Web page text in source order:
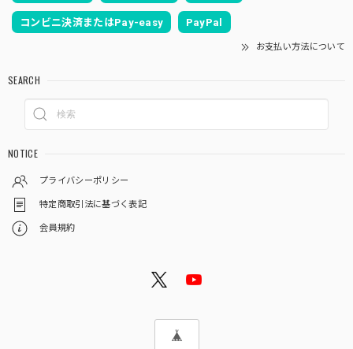
コンビニ決済またはPay-easy PayPal
お支払い方法について
SEARCH
NOTICE
プライバシーポリシー
特定商取引法に基づく表記
会員規約